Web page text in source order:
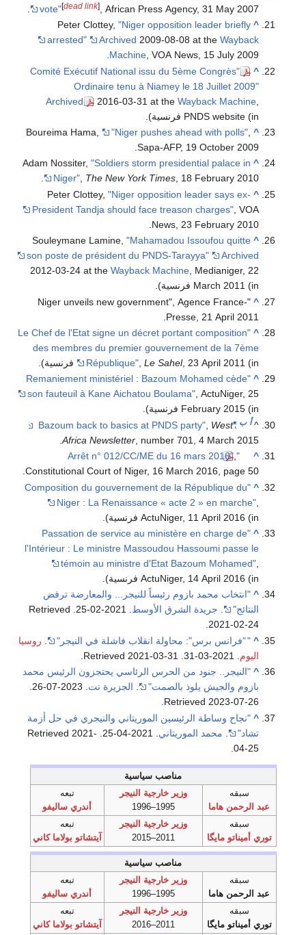
vote"[dead link]
, African Press Agency, 31 May 2007.
^
Peter Clottey,"Niger opposition leader briefly
arrested"
Archived 2009-08-08 at theWayback
Machine, VOA News, 15 July 2009.
^
"Comité Exécutif National issu du 5ème Congrès
Ordinaire tenu à Niamey le 18 Juillet 2009"
Archived
2016-03-31 at theWayback Machine
PNDS website(in فرنسية)
.
^
Boureima Hama, "Niger pushes ahead with polls"
Sapa-AFP, 19 October 2009.
^
Adam Nossiter,"Soldiers storm presidential palace in
Niger", The New York Times, 18 February 2010.
^
Peter Clottey,"Niger opposition leader says ex-
President Tandja should face treason charges" , VOA
News, 23 February 2010.
^
Souleymane Lamine,"Mahamadou Issoufou quitte
son poste de président du PNDS-Tarayya"
Archived
2012-03-24 at theWayback Machine, Medianiger, 22
March 2011(in فرنسية)
.
^
"Niger unveils new government", Agence France-
Presse, 21 April 2011.
^
"Le Chef de l'Etat signe un décret portant composition
des membres du premier gouvernement de la 7ème
République" ,Le Sahel, 23 April 2011(in فرنسية)
.
^
"Remaniement ministériel : Bazoum Mohamed cède
son fauteuil à Kane Aichatou Boulama", ActuNiger, 25
February 2015(in فرنسية)
.
^أ ب "Bazoum back to basics at PNDS party"
West
Africa Newsletter , number 701, 4 March 2015.
^
"Arrêt n° 012/CC/ME du 16 mars 2016"
,
Constitutional Court of Niger, 16 March 2016, page 50.
^
"Composition du gouvernement de la République du
Niger : La Renaissance « acte 2 » en marche"
ActuNiger, 11 April 2016(in فرنسية)
.
^
"Passation de service au ministère en charge de
l'Intérieur : Le ministre Massoudou Hassoumi passe le
témoin au ministre d'Etat Bazoum Mohamed"
ActuNiger, 14 April 2016(in فرنسية)
.
^ "انتخاب محمد بازوم رئيساً للنيجر... والمعارضة ترفض
النتائج"
. جريدة الشرق الأوسط. 2021-02-25
. Retrieved
2021-02-24
.
^
""فرانس برس": محاولة انقلاب فاشلة في النيجر"
روسيا
اليوم
. Retrieved
2021-03-31
^ "النيجر.. جنود من الحرس الرئاسي يحتجزون الرئيس محمد
بازوم والجيش يلوذ بالصمت"
الجزيرة نت
Retrieved 2023-07-26
^ "نجاح وساطة الرئيسين الموريتاني والنيجري في حل أزمة
تشاد"
محمد الموريتاني
2021-
04-25
.
مناصب سياسية
سبقه
عبد الرحمن هاما
وزير خارجية النيجر
1995–1996
تبعه
أندري ساليفو
سبقه
توري أميناتو مايگا
وزير خارجية النيجر
2011–2015
تبعه
آيتشاتو بولاما كاني
مناصب سياسية
سبقه
عبد الرحمن هاما
وزير خارجية النيجر
1995–1996
تبعه
أندري ساليفو
سبقه
توري أميناتو مايگا
وزير خارجية النيجر
2011–2016
تبعه
آيتشاتو بولاما كاني